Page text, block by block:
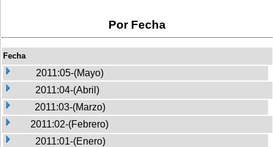
Por Fecha
Fecha
2011:05-(Mayo)
2011:04-(Abril)
2011:03-(Marzo)
2011:02-(Febrero)
2011:01-(Enero)